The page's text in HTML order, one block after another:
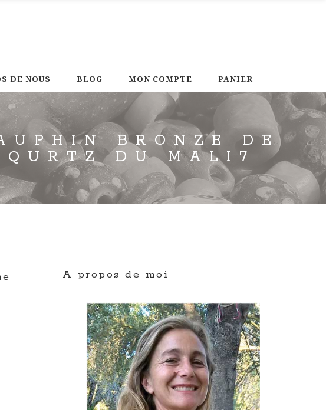
DE NOUS BLOG MON COMPTE PANIER
BRONZE DE
QURTZ DU MALI7
A propos de moi